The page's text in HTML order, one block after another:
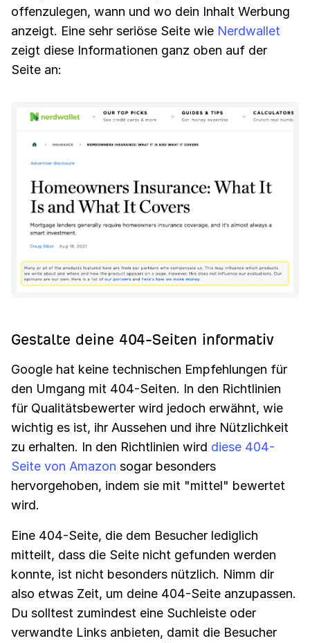
offenzulegen, wann und wo dein Inhalt Werbung
anzeigt. Eine sehr seriöse Seite wie Nerdwallet
zeigt diese Informationen ganz oben auf der
Seite an:
Gestalte deine 404-Seiten informativ
Google hat keine technischen Empfehlungen für
den Umgang mit 404-Seiten. In den Richtlinien
für Qualitätsbewerter wird jedoch erwähnt, wie
wichtig es ist, ihr Aussehen und ihre Nützlichkeit
zu erhalten. In den Richtlinien wird diese 404-
Seite von Amazon sogar besonders
hervorgehoben, indem sie mit "mittel" bewertet
wird.
Eine 404-Seite, die dem Besucher lediglich
mitteilt, dass die Seite nicht gefunden werden
konnte, ist nicht besonders nützlich. Nimm dir
also etwas Zeit, um deine 404-Seite anzupassen.
Du solltest zumindest eine Suchleiste oder
verwandte Links anbieten, damit die Besucher